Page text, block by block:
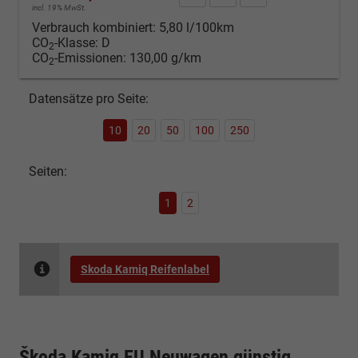
incl. 19% MwSt.
Verbrauch kombiniert: 5,80 l/100km
CO2-Klasse: D
CO2-Emissionen: 130,00 g/km
Datensätze pro Seite:
10 20 50 100 250
Seiten:
1 2
Skoda Kamiq Reifenlabel